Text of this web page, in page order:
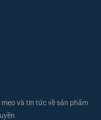
và tin tức về sản phẩm